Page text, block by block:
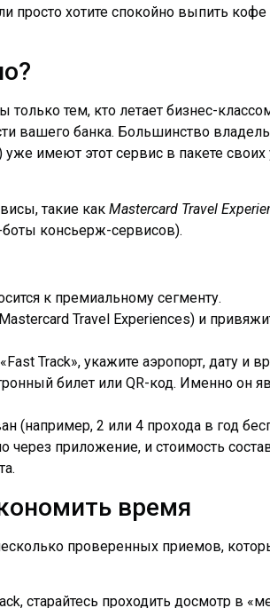
просто хотите спокойно выпить кофе
только тем, кто летает бизнес-
вашего банка. Большинство
имеют этот сервис в пакете своих
такие как Mastercard Travel
консьерж-сервисов).
к премиальному сегменту.
Travel Experiences) и
Track», укажите аэропорт, дату и
билет или QR-код. Именно он
(например, 2 или 4 прохода в год
приложение, и стоимость
время
проверенных приемов,
старайтесь проходить досмотр в